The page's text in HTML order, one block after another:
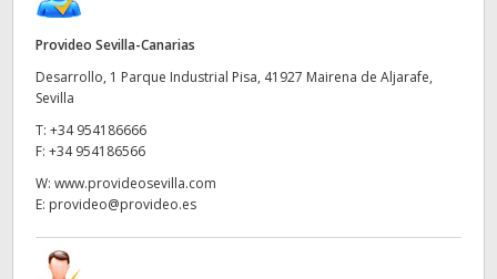
Provideo Sevilla-Canarias
Desarrollo, 1 Parque Industrial Pisa, 41927 Mairena de Aljarafe,
Sevilla
T: +34 954186666
F: +34 954186566
W: www.provideosevilla.com
E: provideo@provideo.es